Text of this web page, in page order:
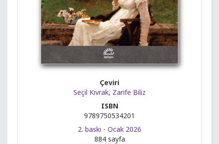
Çeviri
Seçil Kıvrak, Zarife Biliz
ISBN
9789750534201
2. baskı - Ocak 2026
884 sayfa